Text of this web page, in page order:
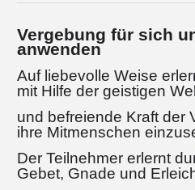
Vergebung für sich
anwenden
Auf liebevolle Weise
mit Hilfe der geistigen
und befreiende Kraft der
ihre Mitmenschen
Der Teilnehmer erlernt
Gebet, Gnade und